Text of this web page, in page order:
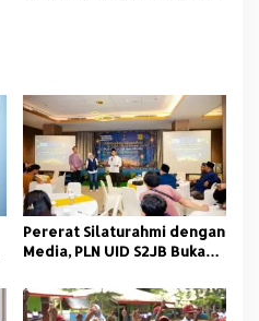
Pererat Silaturahmi dengan
Media, PLN UID S2JB Buka